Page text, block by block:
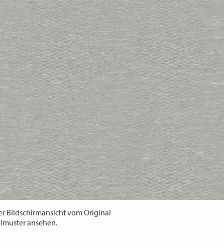
Bildschirmansicht vom Original
ansehen.